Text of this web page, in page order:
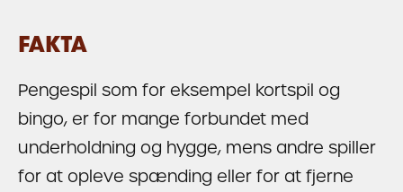
FAKTA
Pengespil som for eksempel kortspil og
bingo, er for mange forbundet med
underholdning og hygge, mens andre spiller
for at opleve spænding eller for at fjerne